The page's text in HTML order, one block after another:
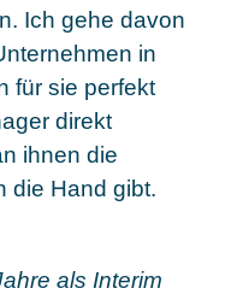
Ich gehe davon
in
für sie perfekt
direkt
ihnen die
die Hand gibt.
als Interim